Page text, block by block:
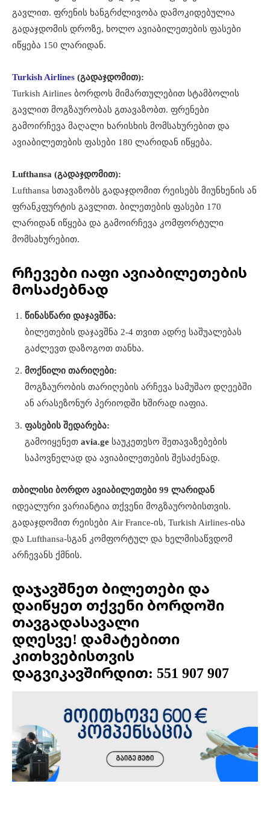
გავლით. ფრენის ხანგრძლივობა დამოკიდებულია
გადაჯდომის დროზე, ხოლო ავიაბილეთების ფასები
იწყება 150 ლარიდან.
Turkish Airlines (გადაჯდომით):
Turkish Airlines ბორდოს მიმართულებით სტამბოლის
გავლით მოგზაურობას გთავაზობთ. ფრენები
გამოირჩევა მაღალი ხარისხის მომსახურებით და
ავიაბილეთების ფასები 180 ლარიდან იწყება.
Lufthansa (გადაჯდომით):
Lufthansa სთავაზობს გადაჯდომით რეისებს მიუნხენის ან
ფრანკფურტის გავლით. ბილეთების ფასები 170
ლარიდან იწყება და გამოირჩევა კომფორტული
მომსახურებით.
რჩევები იაფი ავიაბილეთების
მოსაძებნად
წინასწარი დაჯავშნა:
ბილეთების დაჯავშნა 2-4 თვით ადრე საშუალებას
გაძლევთ დაზოგოთ თანხა.
მოქნილი თარიღები:
მოგზაურობის თარიღების არჩევა სამუშაო დღეებში
ან არასეზონურ პერიოდში ხშირად იაფია.
ფასების შედარება:
გამოიყენეთ avia.ge საუკეთესო შეთავაზებების
საპოვნელად და ავიაბილეთების შესაძენად.
თბილისი ბორდო ავიაბილეთები 99 ლარიდან
იდეალური ვარიანტია თქვენი მოგზაურობისთვის.
გადაჯდომით რეისები Air France-ის, Turkish Airlines-ისა
და Lufthansa-სგან კომფორტულ და ხელმისაწვდომ
არჩევანს ქმნის.
დაჯავშნეთ ბილეთები და
დაიწყეთ თქვენი ბორდოში
თავგადასავალი
დღესვე! დამატებითი
კითხვებისთვის
დაგვიკავშირდით: 551 907 907